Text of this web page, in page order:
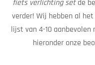
fiets verlichting setde
verder! Wij hebben al
lijst van 4-10
hieronder onze